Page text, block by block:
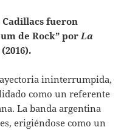
Cadillacs fueron
de Rock” por La
(2016).
ininterrumpida,
como un referente
La banda argentina
erigiéndose como un